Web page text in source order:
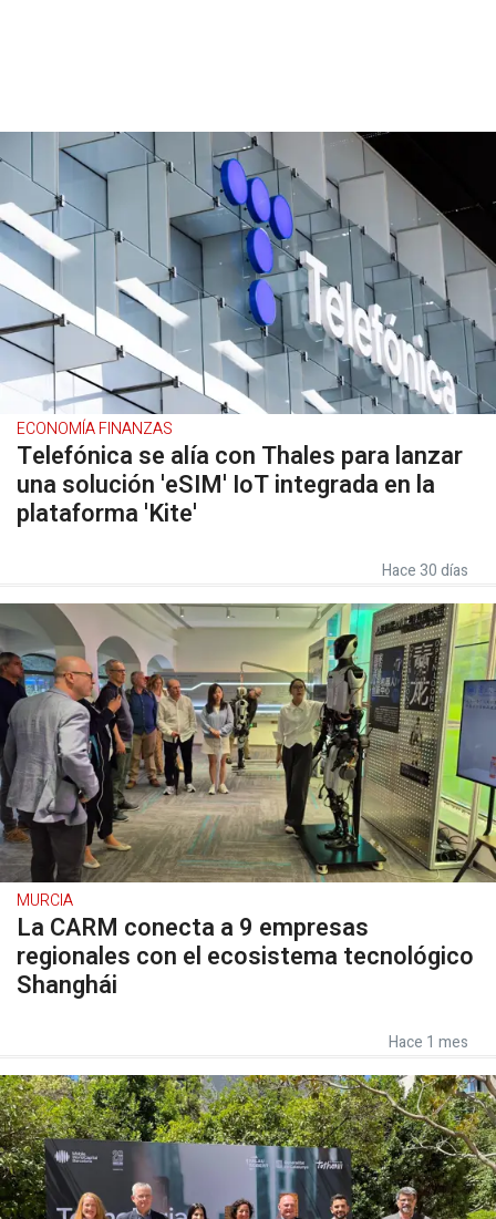
ECONOMÍA FINANZAS
Telefónica se alía con Thales para lanzar
una solución 'eSIM' IoT integrada en la
plataforma 'Kite'
Hace 30 días
MURCIA
La CARM conecta a 9 empresas
regionales con el ecosistema tecnológico
Shanghái
Hace 1 mes